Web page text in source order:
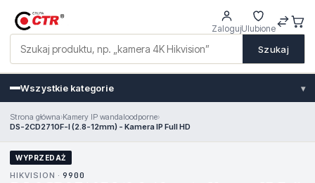
Szukaj
ZalogujUlubione
Wszystkie kategorie ▾
Strona główna›Kamery IP wandaloodporne›
DS-2CD2710F-I (2.8-12mm) - Kamera IP Full HD
WYPRZEDAŻ
HIKVISION · 9900